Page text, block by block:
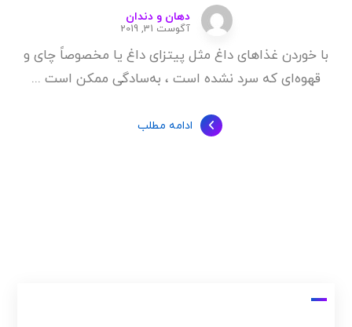
دهان و دندان
آگوست 31, 2019
با خوردن غذاهای داغ مثل پیتزای داغ یا مخصوصاً چای و
قهوه‌ای که سرد نشده است ، به‌سادگی ممکن است ...
ادامه مطلب